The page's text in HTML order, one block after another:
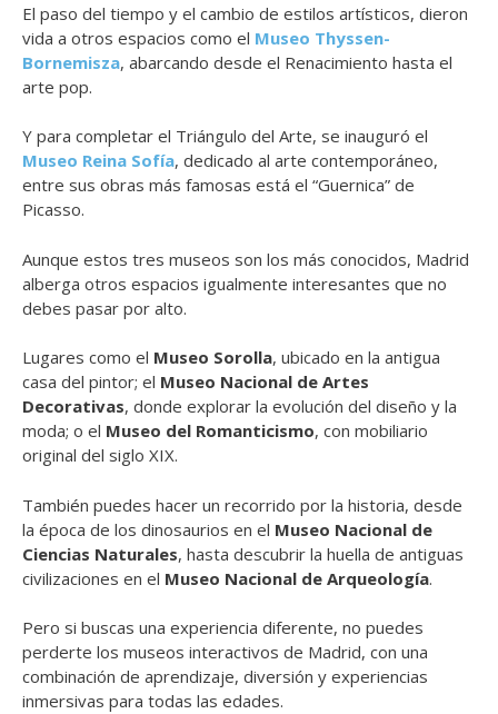
El paso del tiempo y el cambio de estilos artísticos, dieron
vida a otros espacios como el Museo Thyssen-
Bornemisza, abarcando desde el Renacimiento hasta el
arte pop.
Y para completar el Triángulo del Arte, se inauguró el
Museo Reina Sofía, dedicado al arte contemporáneo,
entre sus obras más famosas está el “Guernica” de
Picasso.
Aunque estos tres museos son los más conocidos, Madrid
alberga otros espacios igualmente interesantes que no
debes pasar por alto.
Lugares como el Museo Sorolla, ubicado en la antigua
casa del pintor; el Museo Nacional de Artes
Decorativas, donde explorar la evolución del diseño y la
moda; o el Museo del Romanticismo, con mobiliario
original del siglo XIX.
También puedes hacer un recorrido por la historia, desde
la época de los dinosaurios en el Museo Nacional de
Ciencias Naturales, hasta descubrir la huella de antiguas
civilizaciones en el Museo Nacional de Arqueología.
Pero si buscas una experiencia diferente, no puedes
perderte los museos interactivos de Madrid, con una
combinación de aprendizaje, diversión y experiencias
inmersivas para todas las edades.